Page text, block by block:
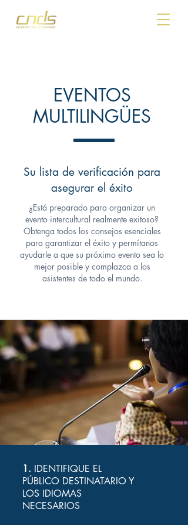
EVENTOS
MULTILINGÜES
Su lista de verificación para
asegurar el éxito
¿Está preparado para organizar un
evento intercultural realmente exitoso?
Obtenga todos los consejos esenciales
para garantizar el éxito y permítanos
ayudarle a que su próximo evento sea lo
mejor posible y complazca a los
asistentes de todo el mundo.
1. IDENTIFIQUE EL
PÚBLICO DESTINATARIO Y
LOS IDIOMAS
NECESARIOS